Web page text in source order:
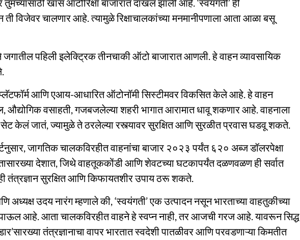
खास ऑटोरिक्षा बाजारात दाखल झाली आहे. ‘स्वयंगती’ ही
ती विजेवर चालणार आहे. त्यामुळे रिक्षाचालकांच्या मनमानीपणाला आता आळा बसू
जगातील पहिली इलेक्ट्रिक तीनचाकी ऑटो बाजारात आणली. हे वाहन व्यावसायिक
प्लॅटफॉर्म आणि एआय-आधारित ऑटोनॉमी सिस्टीमवर विकसित केले आहे. हे वाहन
औद्योगिक वसाहती, गजबजलेल्या शहरी भागात आरामात धावू शकणार आहे. वाहनाला
केलं जातं, ज्यामुळे ते ठरलेल्या रस्त्यावर सुरक्षित आणि सुरळीत प्रवास घडवू शकते.
जागतिक चालकविरहीत वाहनांचा बाजार २०२३ पर्यंत ६२० अब्ज डॉलरपेक्षा
देशात, जिथे वाहतूककोंडी आणि शेवटच्या घटकापर्यंत दळणवळण ही सर्वात
तंत्रज्ञान सुरक्षित आणि किफायतशीर उपाय ठरू शकते.
उदय नारंग म्हणाले की, ‘स्वयंगती’ एक उत्पादन नसून भारताच्या वाहतुकीच्या
पाऊल आहे. आता चालकविरहीत वाहने हे स्वप्न नाही, तर आजची गरज आहे. यावरून सिद्ध
तंत्रज्ञानाचा वापर भारतात स्वदेशी पातळीवर आणि परवडणाऱ्या किमतीत